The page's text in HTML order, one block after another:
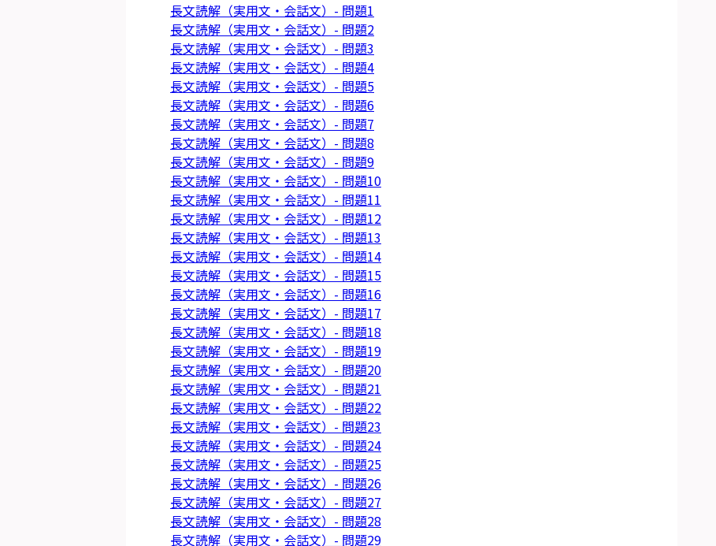
長文読解（実用文・会話文）- 問題1
長文読解（実用文・会話文）- 問題2
長文読解（実用文・会話文）- 問題3
長文読解（実用文・会話文）- 問題4
長文読解（実用文・会話文）- 問題5
長文読解（実用文・会話文）- 問題6
長文読解（実用文・会話文）- 問題7
長文読解（実用文・会話文）- 問題8
長文読解（実用文・会話文）- 問題9
長文読解（実用文・会話文）- 問題10
長文読解（実用文・会話文）- 問題11
長文読解（実用文・会話文）- 問題12
長文読解（実用文・会話文）- 問題13
長文読解（実用文・会話文）- 問題14
長文読解（実用文・会話文）- 問題15
長文読解（実用文・会話文）- 問題16
長文読解（実用文・会話文）- 問題17
長文読解（実用文・会話文）- 問題18
長文読解（実用文・会話文）- 問題19
長文読解（実用文・会話文）- 問題20
長文読解（実用文・会話文）- 問題21
長文読解（実用文・会話文）- 問題22
長文読解（実用文・会話文）- 問題23
長文読解（実用文・会話文）- 問題24
長文読解（実用文・会話文）- 問題25
長文読解（実用文・会話文）- 問題26
長文読解（実用文・会話文）- 問題27
長文読解（実用文・会話文）- 問題28
長文読解（実用文・会話文）- 問題29